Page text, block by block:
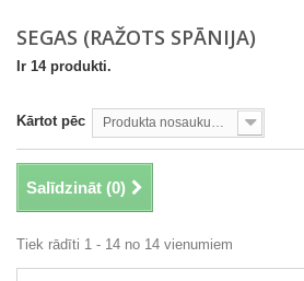
SEGAS (RAŽOTS SPĀNIJA)
Ir 14 produkti.
Kārtot pēc Produkta nosaukums: no A līdz Z
Salīdzināt (0)
Tiek rādīti 1 - 14 no 14 vienumiem